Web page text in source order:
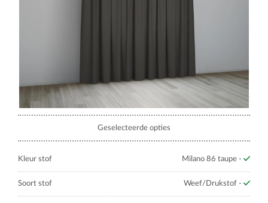
Geselecteerde opties
Kleur stof Milano 86 taupe -
Soort stof Weef/Drukstof -